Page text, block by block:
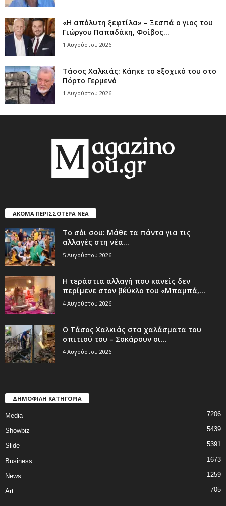
«Η απόλυτη ξεφτίλα» – Ξεσπά ο γιος του
Γιώργου Παπαδάκη, Φοίβος...
1 Αυγούστου 2026
Τάσος Χαλκιάς: Κάηκε το εξοχικό του στο
Πόρτο Γερμενό
1 Αυγούστου 2026
ΑΚΟΜΑ ΠΕΡΙΣΣΟΤΕΡΑ ΝΕΑ
Το σόι σου: Μάθε τα πάντα για τις
αλλαγές στη νέα...
5 Αυγούστου 2026
Η τεράστια αλλαγή που κανείς δεν
περίμενε στον β΄κύκλο του «Μπαμπά,...
4 Αυγούστου 2026
Ο Τάσος Χαλκιάς στα χαλάσματα του
σπιτιού του – Σοκάρουν οι...
4 Αυγούστου 2026
ΔΗΜΟΦΙΛΗ ΚΑΤΗΓΟΡΙΑ
Media 7206
Showbiz 5439
Slide 5391
Business 1673
News 1259
Art 705